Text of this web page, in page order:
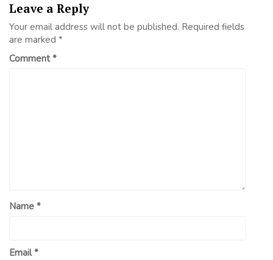
Leave a Reply
Your email address will not be published. Required fields
are marked *
Comment*
Name *
Email*